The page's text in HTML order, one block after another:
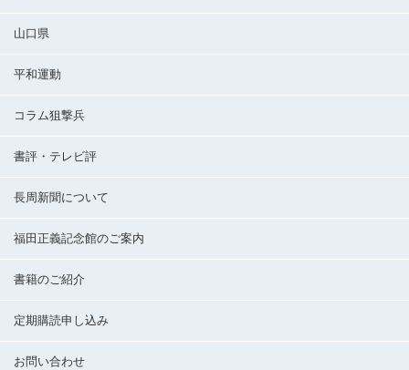
山口県
平和運動
コラム狙撃兵
書評・テレビ評
長周新聞について
福田正義記念館のご案内
書籍のご紹介
定期購読申し込み
お問い合わせ